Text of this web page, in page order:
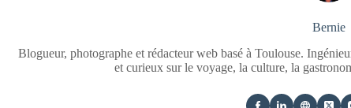
Bernie
Blogueur, photographe et rédacteur web basé à Toulouse.
et curieux sur le voyage, la culture, la